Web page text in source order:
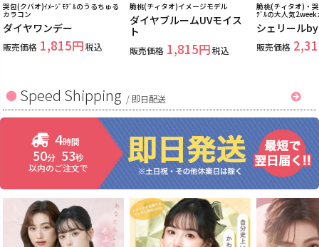
哭包(クバオ)ｲﾒｰｼﾞﾓﾃﾞﾙのうるちゅる
カラコン
ダイヤワンデー
販売価格 1,815 税込
脆桃(チィタオ)イメージモデル
ダイヤブルームUVモイス
ト
販売価格 1,815 税込
脆桃(チィタオ)・
ﾃﾞﾙの大人気2week
シェリール
販売価格
Speed Shipping / 即日配送
4時間
50分 52秒
以内のご注文で